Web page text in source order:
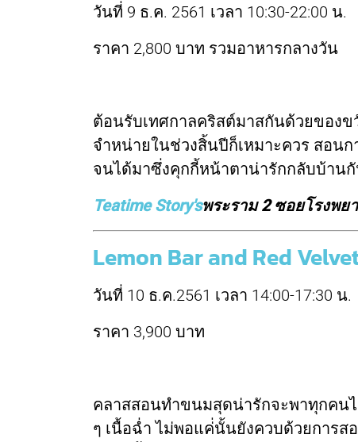
วันที่ 9 ธ.ค. 2561 เวลา 10:30-22:00 น.
ราคา 2,800 บาท รวมอาหารกลางวัน
ต้อนรับเทศกาลคริสต์มาสกันด้วยของ
จำหน่ายในช่วงสิ้นปีก็เหมาะควร สอน
จนได้มาซึ่งคุกกี้หน้าตาน่ารักกลับบ้านกั
Teatime Story'sพระราม 2 ซอยโรงพย
Lemon Bar and Red
วันที่ 10 ธ.ค.2561 เวลา 14:00-17:30 น.
ราคา 3,900 บาท
คลาสสอนทำขนมสุดน่ารักจะพาทุกคน
ๆ เนื้อฉ่ำ ไม่พอแค่่นั้นยังควบด้วยการ